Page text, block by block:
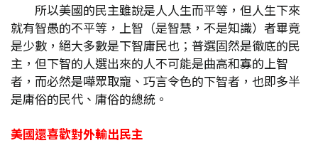
所以美國的民主雖說是人人生而平等，但人生下來
就有智愚的不平等，上智（是智慧，不是知識）者畢竟
是少數，絕大多數是下智庸民也；普選固然是徹底的民
主，但下智的人選出來的人不可能是曲高和寡的上智
者，而必然是嘩眾取寵、巧言令色的下智者，也即多半
是庸俗的民代、庸俗的總統。
美國還喜歡對外輸出民主